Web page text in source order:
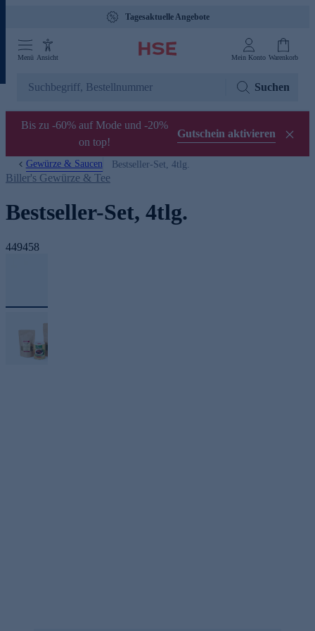
Tagesaktuelle Angebote
Menü Ansicht Mein Konto Warenkorb
Suchen
Bis zu -60% auf Mode und -20%
on top!
Gutschein aktivieren
Gewürze & Saucen Bestseller-Set, 4tlg.
Biller's Gewürze & Tee
Bestseller-Set, 4tlg.
449458